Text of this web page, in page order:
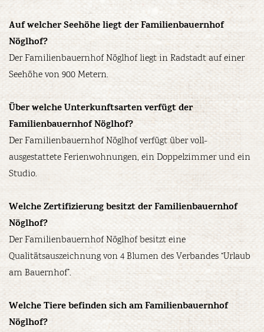
Auf welcher Seehöhe liegt der Familienbauernhof
Nöglhof?
Der Familienbauernhof Nöglhof liegt in Radstadt auf einer
Seehöhe von 900 Metern.
Über welche Unterkunftsarten verfügt der
Familienbauernhof Nöglhof?
Der Familienbauernhof Nöglhof verfügt über voll-
ausgestattete Ferienwohnungen, ein Doppelzimmer und ein
Studio.
Welche Zertifizierung besitzt der Familienbauernhof
Nöglhof?
Der Familienbauernhof Nöglhof besitzt eine
Qualitätsauszeichnung von 4 Blumen des Verbandes “Urlaub
am Bauernhof”.
Welche Tiere befinden sich am Familienbauernhof
Nöglhof?